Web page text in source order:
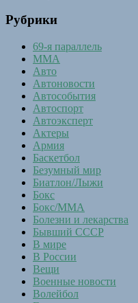
Рубрики
69-я параллель
MMA
Авто
Автоновости
Автособытия
Автоспорт
Автоэксперт
Актеры
Армия
Баскетбол
Безумный мир
Биатлон/Лыжи
Бокс
Бокс/MMA
Болезни и лекарства
Бывший СССР
В мире
В России
Вещи
Военные новости
Волейбол